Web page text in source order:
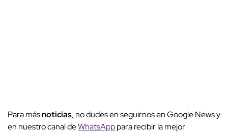
Para másnoticias, no dudes en seguirnos en Google News y
en nuestro canal deWhatsApppara recibir la mejor